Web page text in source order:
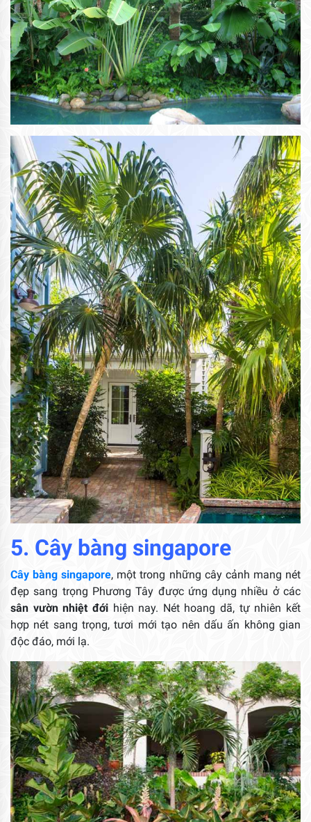
5. Cây bàng singapore
Cây bàng singapore, một trong những cây cảnh mang nét
đẹp sang trọng Phương Tây được ứng dụng nhiều ở các
sân vườn nhiệt đớihiện nay. Nét hoang dã, tự nhiên kết
hợp nét sang trọng, tươi mới tạo nên dấu ấn không gian
độc đáo, mới lạ.